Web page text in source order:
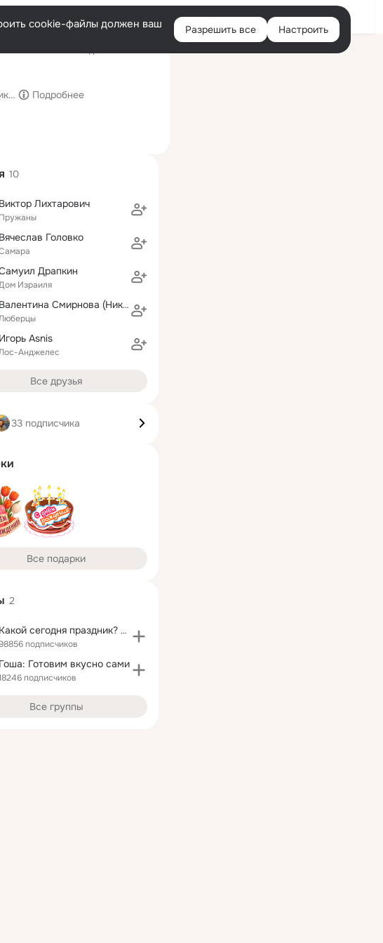
Войти
cookie-файлы должен ваш
Разрешить все Настроить
сельскохозяйственного машиностроения
Подробнее
10
Виктор Лихтарович
Пружаны
Вячеслав Головко
Драпкин
Израиля
Валентина Смирнова (Николаева)
Игорь Asnis
Анджелес
Все друзья
33 подписчика
Все подарки
2
Какой сегодня праздник? Открытки и поздравления
подписчиков
Гоша: Готовим вкусно сами
подписчиков
Все группы